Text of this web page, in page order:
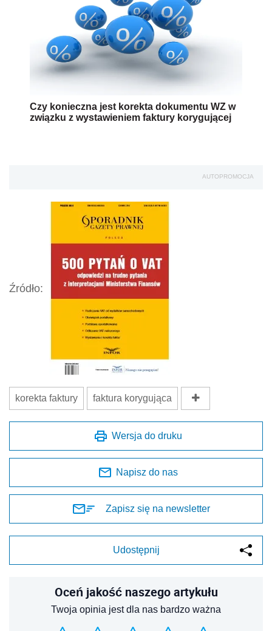
Czy konieczna jest korekta dokumentu WZ w
związku z wystawieniem faktury korygującej
AUTOPROMOCJA
Źródło:
korekta faktury faktura korygująca
Wersja do druku
Napisz do nas
Zapisz się na newsletter
Udostępnij
Oceń jakość naszego artykułu
Twoja opinia jest dla nas bardzo ważna